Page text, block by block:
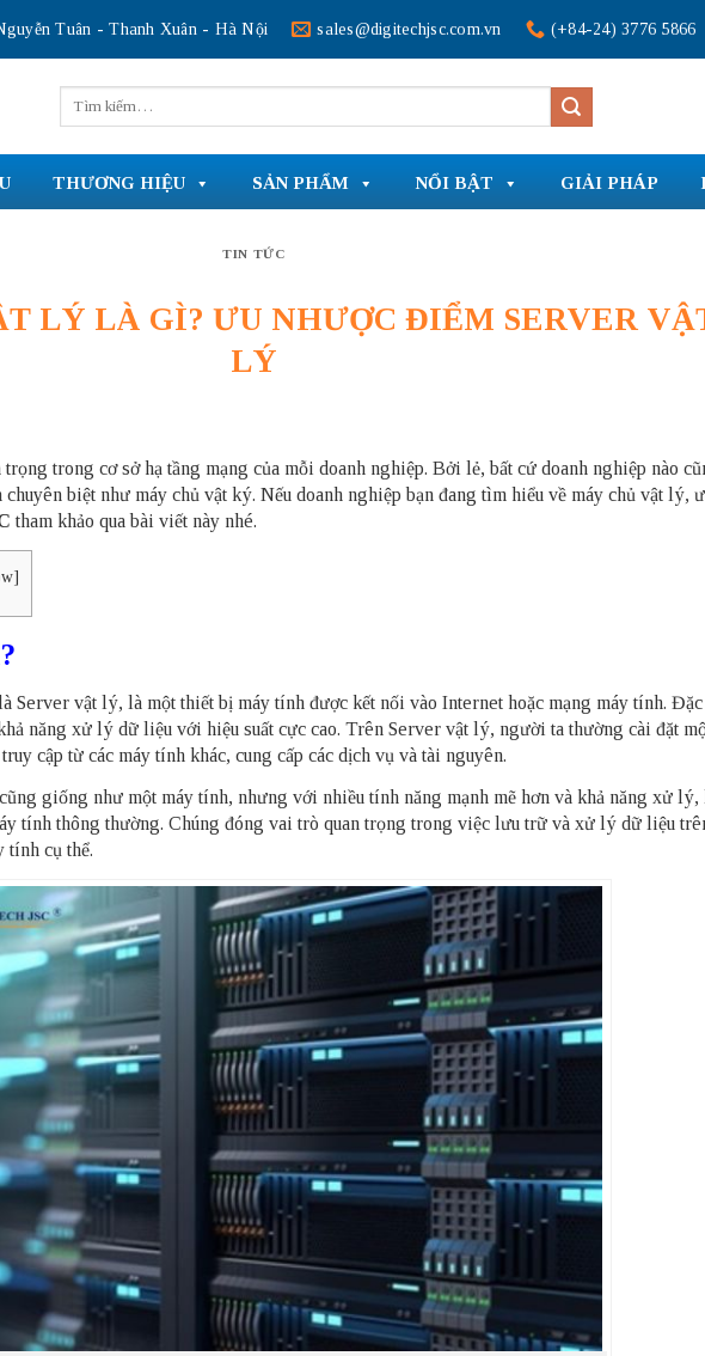
Tuân - Thanh Xuân - Hà Nội sales@digitechjsc.com.vn (+84-24) 3776 5866
kiếm:
THƯƠNG HIỆU SẢN PHẨM NỔI BẬT GIẢI PHÁP
TIN TỨC
LÝ LÀ GÌ? ƯU NHƯỢC ĐIỂM SERVER
LÝ
trong cơ sở hạ tầng mạng của mỗi doanh nghiệp. Bởi lẻ, bất cứ doanh nghiệp nào
biệt như máy chủ vật ký. Nếu doanh nghiệp bạn đang tìm hiểu về máy chủ vật lý,
tham khảo qua bài viết này nhé.
]
Server vật lý, là một thiết bị máy tính được kết nối vào Internet hoặc mạng máy tính.
năng xử lý dữ liệu với hiệu suất cực cao. Trên Server vật lý, người ta thường cài đặt
cập từ các máy tính khác, cung cấp các dịch vụ và tài nguyên.
giống như một máy tính, nhưng với nhiều tính năng mạnh mẽ hơn và khả năng xử
tính thông thường. Chúng đóng vai trò quan trọng trong việc lưu trữ và xử lý dữ liệu
tính cụ thể.